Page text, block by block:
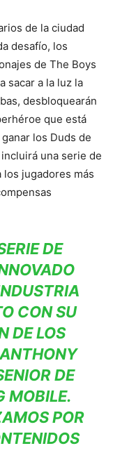
de la ciudad
desafío, los
de The Boys
sacar a la luz la
desbloquearán
que está
los Duds de
una serie de
jugadores más
DE
CON SU
DE LOS
DE
MOBILE.
POR